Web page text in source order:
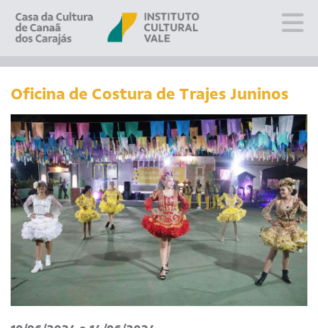
Sobre
Visite
Educativo
Editais
Escola
Fale conosco
PT EN ES
Oficina de Costura de Trajes Juninos